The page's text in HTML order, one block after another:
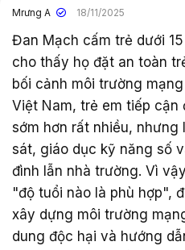
Mrưng A 18/11/2025
Đan Mạch cấm trẻ dưới
cho thấy họ đặt an toàn
bối cảnh môi trường
Việt Nam, trẻ em tiếp cận
sớm hơn rất nhiều, nhưng
sát, giáo dục kỹ năng số
đình lẫn nhà trường. Vì
"độ tuổi nào là phù hợp",
xây dựng môi trường
dung độc hại và hướng